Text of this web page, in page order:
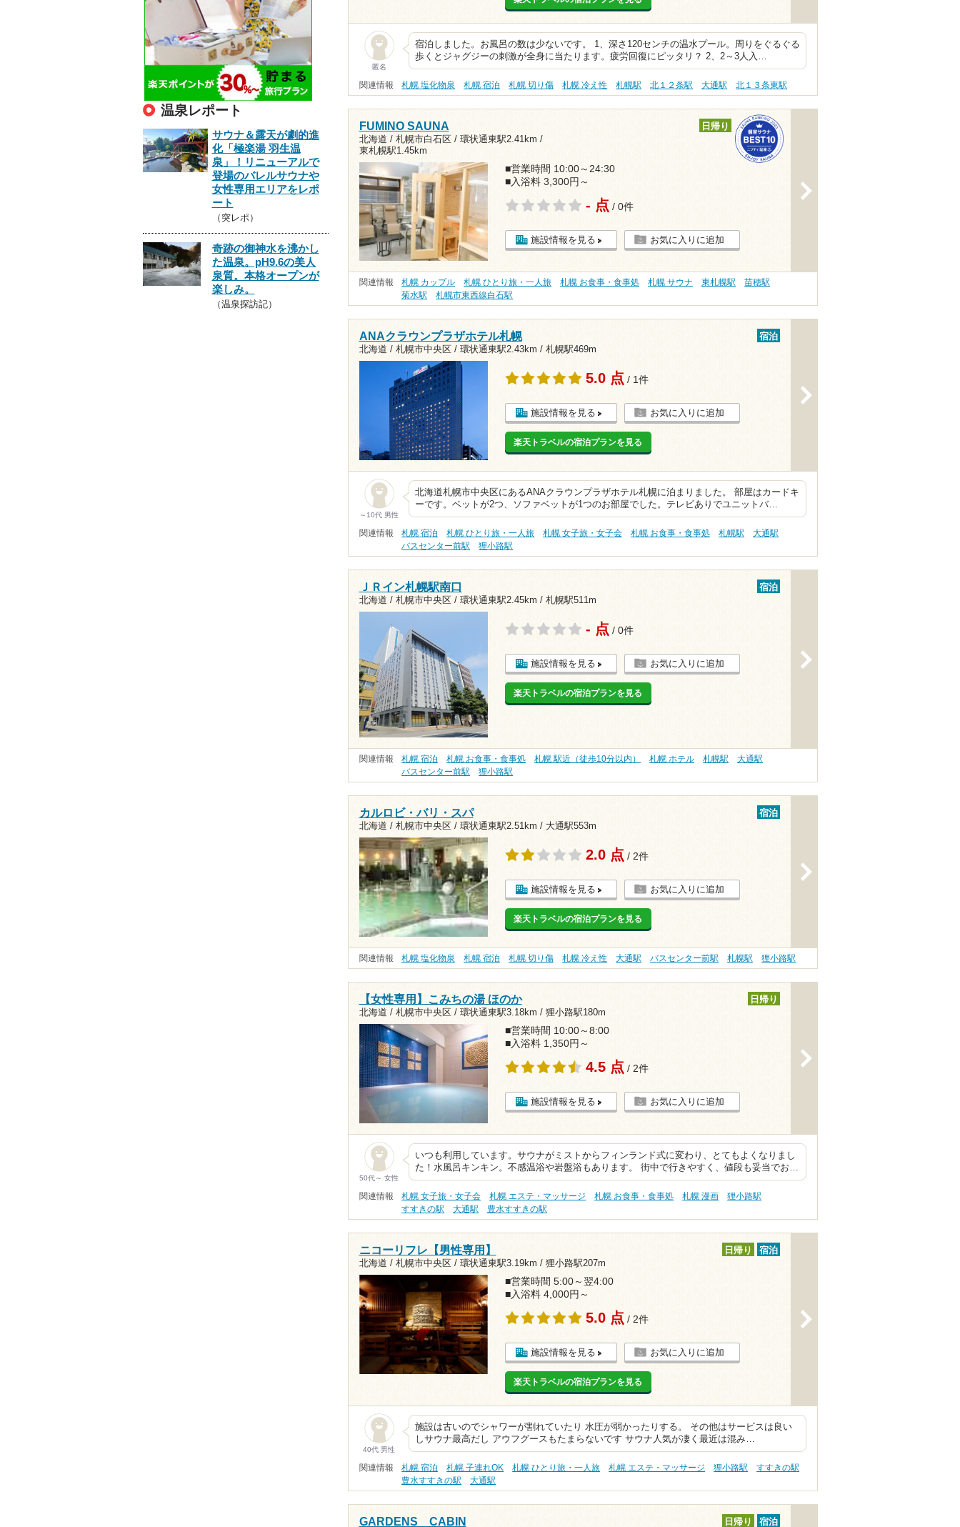
匿名
宿泊しました。お風呂の数は少ないです。 1、深さ120センチの温水プール。周りをぐるぐる
歩くとジャグジーの刺激が全身に当たります。疲労回復にピッタリ？ 2、2～3人入…
関連情報 札幌 塩化物泉 札幌 宿泊 札幌 切り傷 札幌 冷え性 札幌駅 北１２条駅 大通駅 北１３条東駅
FUMINO SAUNA
北海道 / 札幌市白石区 / 環状通東駅2.41km /
東札幌駅1.45km
日帰り
■営業時間 10:00～24:30
■入浴料 3,300円～
- 点 / 0件
施設情報を見る お気に入りに追加
関連情報 札幌 カップル 札幌 ひとり旅・一人旅 札幌 お食事・食事処 札幌 サウナ 東札幌駅
苗穂駅
菊水駅
札幌市東西線白石駅
ANAクラウンプラザホテル札幌
北海道 / 札幌市中央区 / 環状通東駅2.43km / 札幌駅469m
宿泊
5.0 点 / 1件
施設情報を見る お気に入りに追加
楽天トラベルの宿泊プランを見る
～10代 男性
北海道札幌市中央区にあるANAクラウンプラザホテル札幌に泊まりました。 部屋はカードキ
ーです。ベットが2つ、ソファベットが1つのお部屋でした。テレビありでユニットバ…
関連情報 札幌 宿泊 札幌 ひとり旅・一人旅 札幌 女子旅・女子会 札幌 お食事・食事処 札幌駅
大通駅
バスセンター前駅
狸小路駅
ＪＲイン札幌駅南口
北海道 / 札幌市中央区 / 環状通東駅2.45km / 札幌駅511m
宿泊
- 点 / 0件
施設情報を見る お気に入りに追加
楽天トラベルの宿泊プランを見る
関連情報 札幌 宿泊 札幌 お食事・食事処 札幌 駅近（徒歩10分以内） 札幌 ホテル 札幌駅
大通駅
バスセンター前駅
狸小路駅
カルロビ・バリ・スパ
北海道 / 札幌市中央区 / 環状通東駅2.51km / 大通駅553m
宿泊
2.0 点 / 2件
施設情報を見る お気に入りに追加
楽天トラベルの宿泊プランを見る
関連情報 札幌 塩化物泉 札幌 宿泊 札幌 切り傷 札幌 冷え性 大通駅 バスセンター前駅 札幌駅 狸小路駅
【女性専用】こみちの湯 ほのか
北海道 / 札幌市中央区 / 環状通東駅3.18km / 狸小路駅180m
日帰り
■営業時間 10:00～8:00
■入浴料 1,350円～
4.5 点 / 2件
施設情報を見る お気に入りに追加
50代～ 女性
いつも利用しています。サウナがミストからフィンランド式に変わり、とてもよくなりまし
た！水風呂キンキン。不感温浴や岩盤浴もあります。 街中で行きやすく、値段も妥当でお…
関連情報 札幌 女子旅・女子会 札幌 エステ・マッサージ 札幌 お食事・食事処 札幌 漫画
狸小路駅
すすきの駅
大通駅 豊水すすきの駅
ニコーリフレ【男性専用】
北海道 / 札幌市中央区 / 環状通東駅3.19km / 狸小路駅207m
日帰り 宿泊
■営業時間 5:00～翌4:00
■入浴料 4,000円～
5.0 点 / 2件
施設情報を見る お気に入りに追加
楽天トラベルの宿泊プランを見る
40代 男性
施設は古いのでシャワーが割れていたり 水圧が弱かったりする。 その他はサービスは良い
しサウナ最高だし アウフグースもたまらないです サウナ人気が凄く最近は混み…
関連情報 札幌 宿泊 札幌 子連れOK 札幌 ひとり旅・一人旅 札幌 エステ・マッサージ 狸小路駅
すすきの駅
豊水すすきの駅
大通駅
GARDENS CABIN 日帰り 宿泊
温泉レポート
サウナ＆露天が劇的進
化「極楽湯 羽生温
泉」！リニューアルで
登場のバレルサウナや
女性専用エリアをレポ
ート
（突レポ）
奇跡の御神水を沸かし
た温泉。pH9.6の美人
泉質。本格オープンが
楽しみ。
（温泉探訪記）